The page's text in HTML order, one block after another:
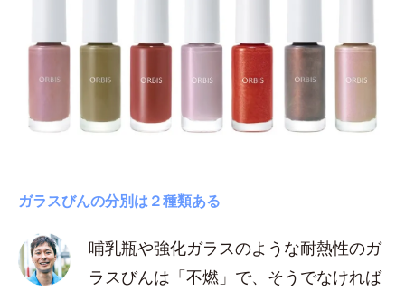
ガラスびんの分別は２種類ある
哺乳瓶や強化ガラスのような耐熱性のガ
ラスびんは「不燃」で、そうでなければ